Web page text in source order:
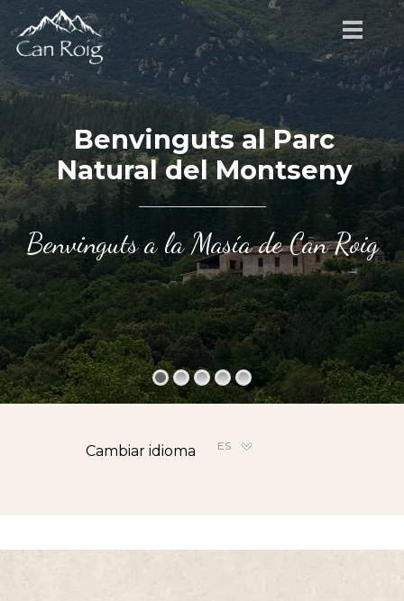
Benvinguts al Parc
Natural del Montseny
Benvinguts a la Masía de Can Roig
Cambiar idioma ES